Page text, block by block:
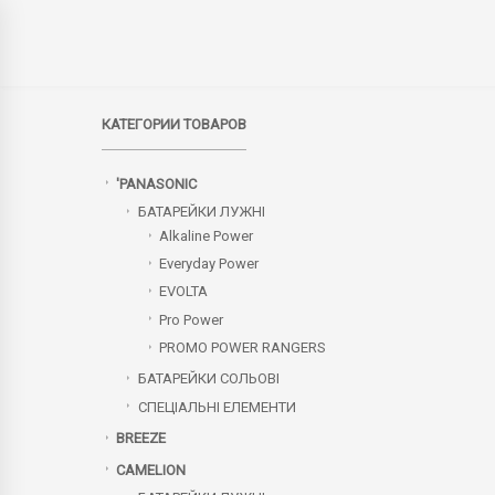
КАТЕГОРИИ ТОВАРОВ
'PANASONIC
БАТАРЕЙКИ ЛУЖНІ
Alkaline Power
Everyday Power
EVOLTA
Pro Power
PROMO POWER RANGERS
БАТАРЕЙКИ СОЛЬОВІ
СПЕЦІАЛЬНІ ЕЛЕМЕНТИ
BREEZE
CAMELION